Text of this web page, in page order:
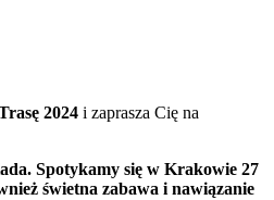
2024 i zaprasza Cię na
Spotykamy się w Krakowie 27
świetna zabawa i nawiązanie